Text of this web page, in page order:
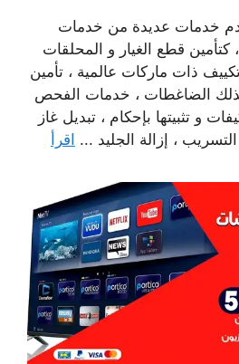
خدمات عديدة من خدمات
كتأمين قطع الغيار و المحلقات
تكييف ذات ماركات عالمية ، تأمين
كذلك الضاغطات ، خدمات الفحص
و تثبيتها بإحكام ، تبديل غاز
، إزالة الجليد ... اقرأ